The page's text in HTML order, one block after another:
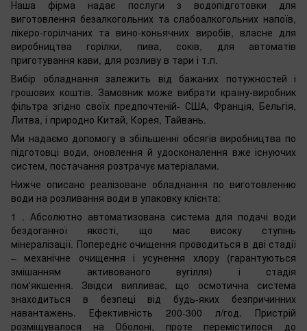
Наша фірма надає послуги з водопідготовки для
виготовлення безалкогольних та слабоалкогольних напоїв,
лікеро-горілчаних та вино-коньячних виробів, власне для
виробництва горілки, пива, соків, для автоматів
приготування кави, для розливу в тари і т.п.
Вибір обладнання залежить від бажаних потужностей і
грошових коштів. Замовник може вибрати країну-виробник
фільтра згідно своїх предпочтеній- США, Франція, Бельгія,
Литва, і природно Китай, Корея, Тайвань.
Ми надаємо допомогу в збільшенні обсягів виробництва по
підготовці води, оновлення й удосконалення вже існуючих
систем, постачання розтрачує матеріалами.
Нижче описано реалізоване обладнання по виготовленню
води на розливання води в упаковку клієнта:
1 . Абсолютно автоматизована система для подачі води
бездоганної якості, що має високу ступінь
мінералізації. Попереднє очищення проводиться в дві стадії
– механічне очищення і усунення хлору (гарантуються
змішанням активованого вугілля) і стадія
пом'якшення. Звідси випливає, що осмотична система
знаходиться в безпеці від будь-яких безпричинних
навантажень. Ефективність 200-300 л/год. Пристрій
розміщувалося на Оболоні, проте перемістилося до